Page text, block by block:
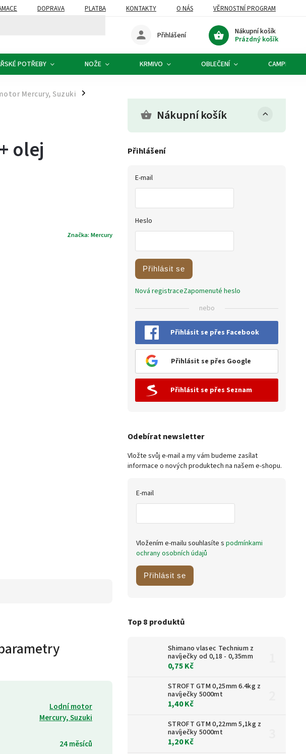
DOPRAVA PLATBA KONTAKTY O NÁS VĚRNOSTNÍ PROGRAM
Nákupní košík
Prázdný košík
Přihlášení
POTŘEBY NOŽE KRMIVO OBLEČENÍ CAMPING
Mercury, Suzuki /
Nákupní košík
Přihlášení
E-mail
Heslo
Přihlásit se
Nová registraceZapomenuté heslo
nebo
Přihlásit se přes Facebook
Přihlásit se přes Google
Přihlásit se přes Seznam
Odebírat newsletter
Vložte svůj e-mail a my vám budeme zasílat
informace o nových produktech na našem e-shopu.
E-mail
Vložením e-mailu souhlasíte s podmínkami
ochrany osobních údajů
Přihlásit se
Top 8 produktů
Shimano vlasec Technium z
navíječky od 0,18 - 0,35mm
0,75 Kč
STROFT GTM 0,25mm 6.4kg z
navíječky 5000mt
1,40 Kč
STROFT GTM 0,22mm 5,1kg z
navíječky 5000mt
1,20 Kč
olej
Značka: Mercury
Lodní motor
Mercury, Suzuki
24 měsíců